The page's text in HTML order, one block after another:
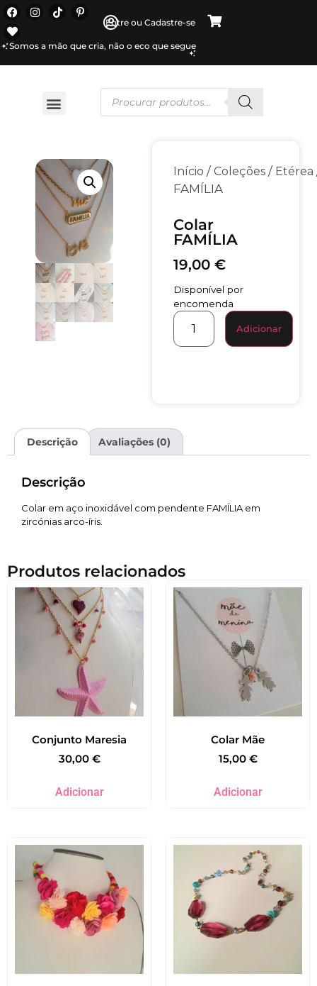
Entre ou Cadastre-se
Somos a mão que cria, não o eco que segue
Início /Coleções / Etérea
FAMÍLIA
Colar
FAMÍLIA
19,00€
Disponível por
encomenda
Adicionar
Descrição Avaliações (0)
Descrição
Colar em aço inoxidável com pendente FAMÍLIA em
zircónias arco-íris.
Produtos relacionados
Conjunto Maresia
30,00 €
Adicionar
Colar Mãe
15,00 €
Adicionar